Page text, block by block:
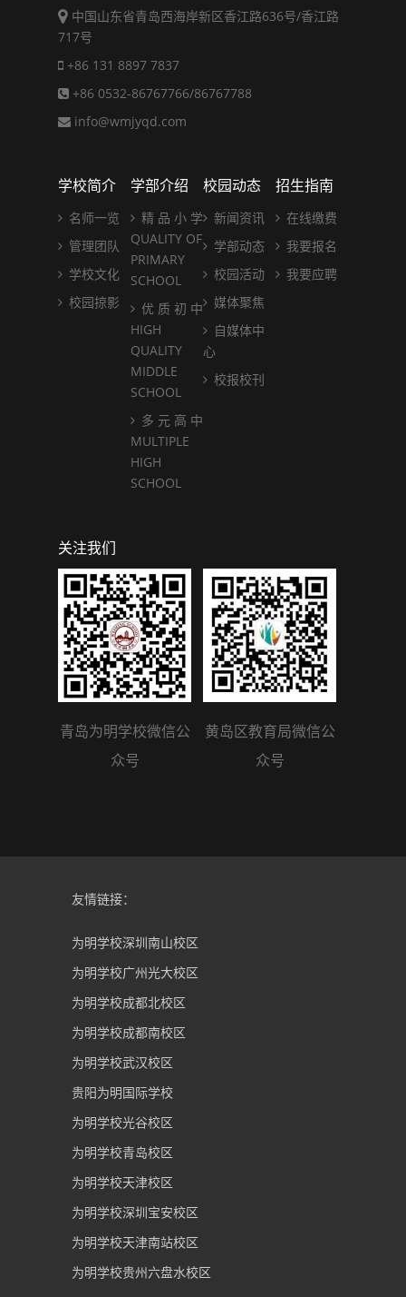
中国山东省青岛西海岸新区香江路636号/香江路
717号
+86 131 8897 7837
+86 0532-86767766/86767788
info@wmjyqd.com
学校简介
名师一览
管理团队
学校文化
校园掠影
学部介绍
精 品 小 学
QUALITY OF
PRIMARY
SCHOOL
优 质 初 中
HIGH
QUALITY
MIDDLE
SCHOOL
多 元 高 中
MULTIPLE
HIGH
SCHOOL
校园动态
新闻资讯
学部动态
校园活动
媒体聚焦
自媒体中
心
校报校刊
招生指南
在线缴费
我要报名
我要应聘
关注我们
青岛为明学校微信公
众号
黄岛区教育局微信公
众号
友情链接：
为明学校深圳南山校区
为明学校广州光大校区
为明学校成都北校区
为明学校成都南校区
为明学校武汉校区
贵阳为明国际学校
为明学校光谷校区
为明学校青岛校区
为明学校天津校区
为明学校深圳宝安校区
为明学校天津南站校区
为明学校贵州六盘水校区